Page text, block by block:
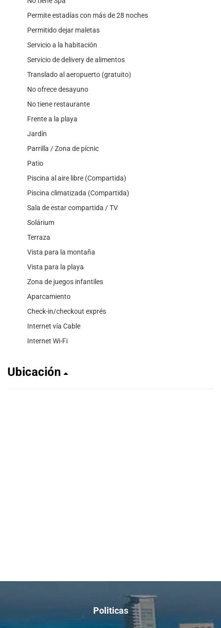
Permite estadías con más de 28 noches
Permitido dejar maletas
Servicio a la habitación
Servicio de delivery de alimentos
Translado al aeropuerto (gratuito)
No ofrece desayuno
No tiene restaurante
Frente a la playa
Jardín
Parrilla / Zona de pícnic
Patio
Piscina al aire libre (Compartida)
Piscina climatizada (Compartida)
Sala de estar compartida / TV
Solárium
Terraza
Vista para la montaña
Vista para la playa
Zona de juegos infantiles
Aparcamiento
Check-in/checkout exprés
Internet vía Cable
Internet Wi-Fi
Ubicación
Politicas